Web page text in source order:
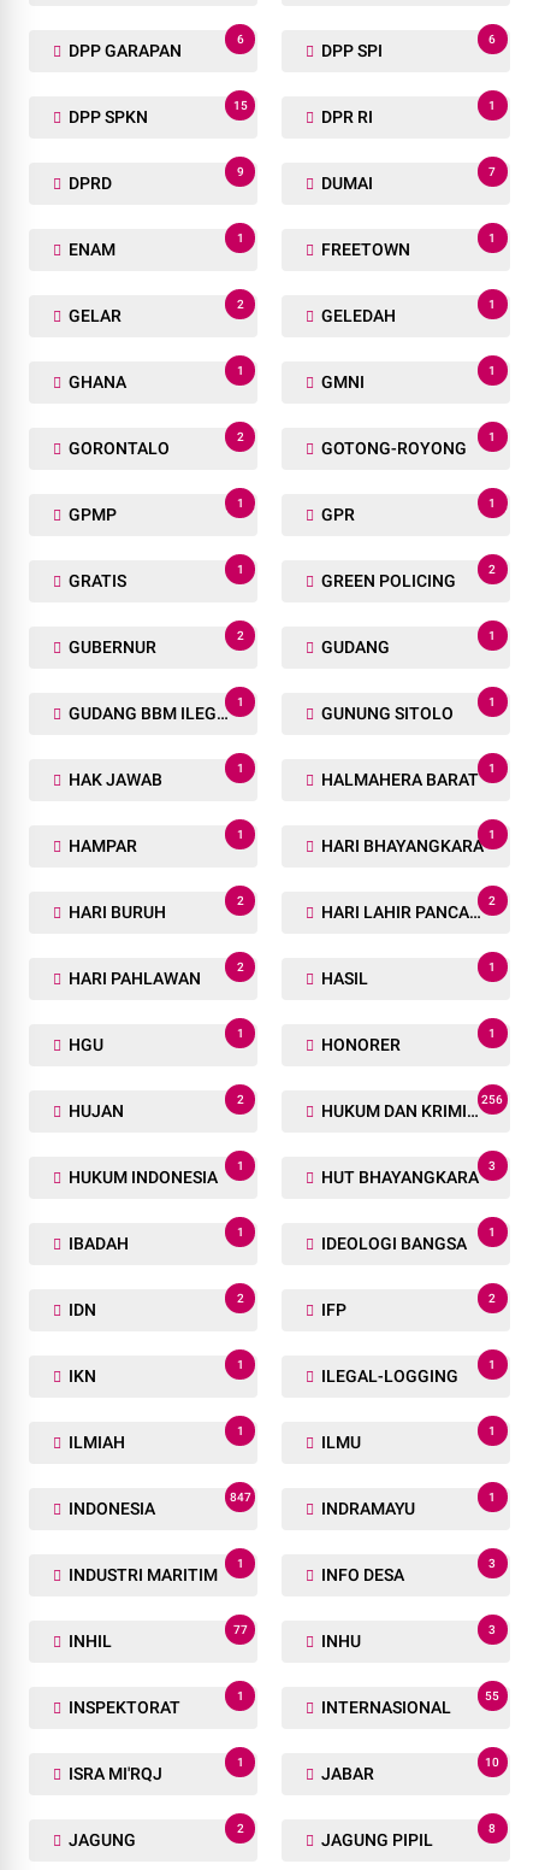
DPP GARAPAN
6
DPP SPI
6
DPP SPKN
15
DPR RI
1
DPRD
9
DUMAI
7
ENAM
1
FREETOWN
1
GELAR
2
GELEDAH
1
GHANA
1
GMNI
1
GORONTALO
2
GOTONG-ROYONG
1
GPMP
1
GPR
1
GRATIS
1
GREEN POLICING
2
GUBERNUR
2
GUDANG
1
GUDANG BBM ILEGAL
1
GUNUNG SITOLO
1
HAK JAWAB
1
HALMAHERA BARAT
1
HAMPAR
1
HARI BHAYANGKARA
1
HARI BURUH
2
HARI LAHIR PANCASILA
2
HARI PAHLAWAN
2
HASIL
1
HGU
1
HONORER
1
HUJAN
2
HUKUM DAN KRIMINAL
256
HUKUM INDONESIA
1
HUT BHAYANGKARA
3
IBADAH
1
IDEOLOGI BANGSA
1
IDN
2
IFP
2
IKN
1
ILEGAL-LOGGING
1
ILMIAH
1
ILMU
1
INDONESIA
847
INDRAMAYU
1
INDUSTRI MARITIM
1
INFO DESA
3
INHIL
77
INHU
3
INSPEKTORAT
1
INTERNASIONAL
55
ISRA MI'RQJ
1
JABAR
10
JAGUNG
2
JAGUNG PIPIL
8